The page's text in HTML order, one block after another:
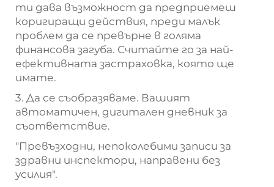
ти дава възможност да предприемеш
коригиращи действия, преди малък
проблем да се превърне в голяма
финансова загуба. Считайте го за най-
ефективната застраховка, която ще
имате.
3. Да се съобразяваме. Вашият
автоматичен, дигитален дневник за
съответствие.
"Превъзходни, непоколебими записи за
здравни инспектори, направени без
усилия".